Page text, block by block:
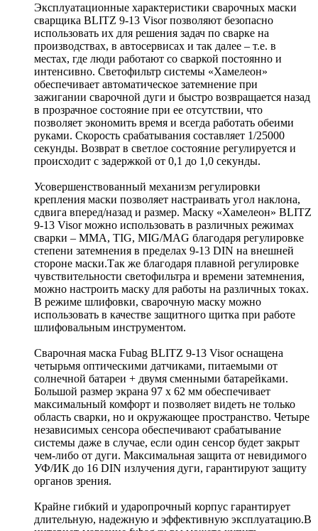
Эксплуатационные характеристики сварочных маски
сварщика BLITZ 9-13 Visor позволяют безопасно
использовать их для решения задач по сварке на
производствах, в автосервисах и так далее – т.е. в
местах, где люди работают со сваркой постоянно и
интенсивно. Светофильтр системы «Хамелеон»
обеспечивает автоматическое затемнение при
зажигании сварочной дуги и быстро возвращается назад
в прозрачное состояние при ее отсутствии, что
позволяет экономить время и всегда работать обеими
руками. Скорость срабатывания составляет 1/25000
секунды. Возврат в светлое состояние регулируется и
происходит с задержкой от 0,1 до 1,0 секунды.
Усовершенствованный механизм регулировки
крепления маски позволяет настраивать угол наклона,
сдвига вперед/назад и размер. Маску «Хамелеон» BLITZ
9-13 Visor можно использовать в различных режимах
сварки – MMA, TIG, MIG/MAG благодаря регулировке
степени затемнения в пределах 9-13 DIN на внешней
стороне маски.Так же благодаря плавной регулировке
чувствительности светофильтра и времени затемнения,
можно настроить маску для работы на различных токах.
В режиме шлифовки, сварочную маску можно
использовать в качестве защитного щитка при работе
шлифовальным инструментом.
Сварочная маска Fubag BLITZ 9-13 Visor оснащена
четырьмя оптическими датчиками, питаемыми от
солнечной батареи + двумя сменными батарейками.
Большой размер экрана 97 х 62 мм обеспечивает
максимальный комфорт и позволяет видеть не только
область сварки, но и окружающее пространство. Четыре
независимых сенсора обеспечивают срабатывание
системы даже в случае, если один сенсор будет закрыт
чем-либо от дуги. Максимальная защита от невидимого
УФ/ИК до 16 DIN излучения дуги, гарантируют защиту
органов зрения.
Крайне гибкий и ударопрочный корпус гарантирует
длительную, надежную и эффективную эксплуатацию.В